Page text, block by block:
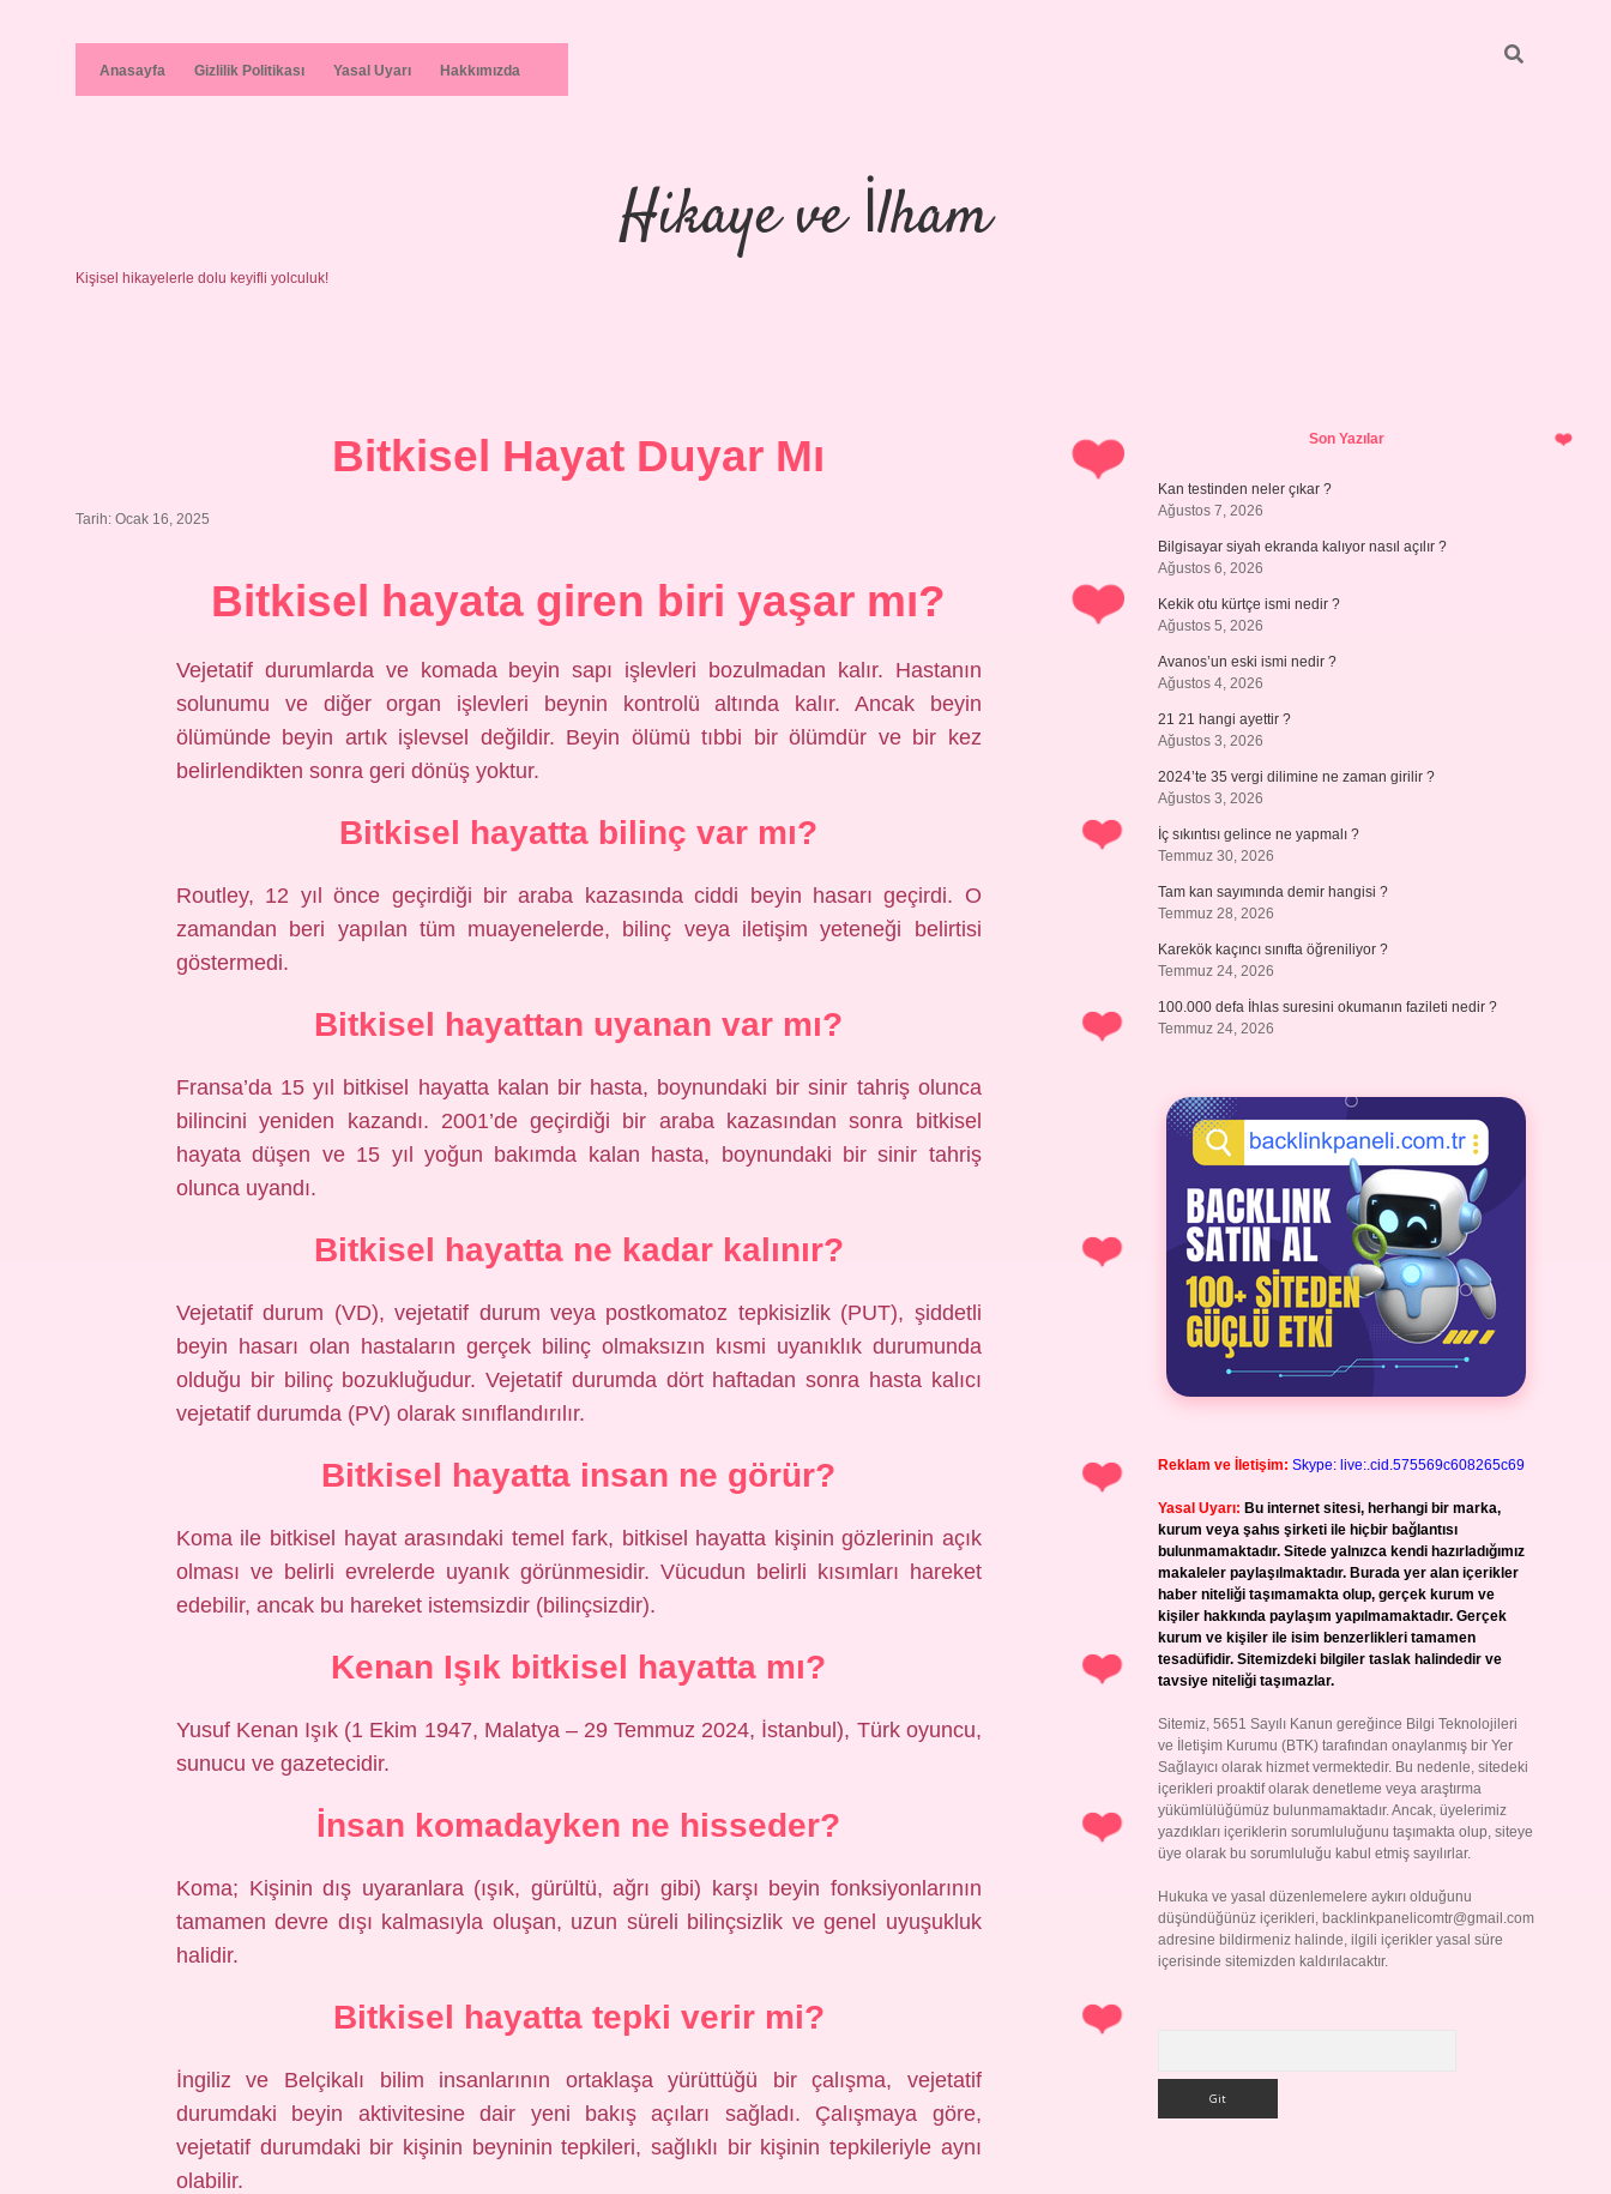
Anasayfa Gizlilik Politikası Yasal Uyarı Hakkımızda
Hikaye ve İlham
Kişisel hikayelerle dolu keyifli yolculuk!
Bitkisel Hayat Duyar Mı
Tarih: Ocak 16, 2025
Bitkisel hayata giren biri yaşar mı?
Vejetatif durumlarda ve komada beyin sapı işlevleri bozulmadan kalır. Hastanın
solunumu ve diğer organ işlevleri beynin kontrolü altında kalır. Ancak beyin
ölümünde beyin artık işlevsel değildir. Beyin ölümü tıbbi bir ölümdür ve bir kez
belirlendikten sonra geri dönüş yoktur.
Bitkisel hayatta bilinç var mı?
Routley, 12 yıl önce geçirdiği bir araba kazasında ciddi beyin hasarı geçirdi. O
zamandan beri yapılan tüm muayenelerde, bilinç veya iletişim yeteneği belirtisi
göstermedi.
Bitkisel hayattan uyanan var mı?
Fransa’da 15 yıl bitkisel hayatta kalan bir hasta, boynundaki bir sinir tahriş olunca
bilincini yeniden kazandı. 2001’de geçirdiği bir araba kazasından sonra bitkisel
hayata düşen ve 15 yıl yoğun bakımda kalan hasta, boynundaki bir sinir tahriş
olunca uyandı.
Bitkisel hayatta ne kadar kalınır?
Vejetatif durum (VD), vejetatif durum veya postkomatoz tepkisizlik (PUT), şiddetli
beyin hasarı olan hastaların gerçek bilinç olmaksızın kısmi uyanıklık durumunda
olduğu bir bilinç bozukluğudur. Vejetatif durumda dört haftadan sonra hasta kalıcı
vejetatif durumda (PV) olarak sınıflandırılır.
Bitkisel hayatta insan ne görür?
Koma ile bitkisel hayat arasındaki temel fark, bitkisel hayatta kişinin gözlerinin açık
olması ve belirli evrelerde uyanık görünmesidir. Vücudun belirli kısımları hareket
edebilir, ancak bu hareket istemsizdir (bilinçsizdir).
Kenan Işık bitkisel hayatta mı?
Yusuf Kenan Işık (1 Ekim 1947, Malatya – 29 Temmuz 2024, İstanbul), Türk oyuncu,
sunucu ve gazetecidir.
İnsan komadayken ne hisseder?
Koma; Kişinin dış uyaranlara (ışık, gürültü, ağrı gibi) karşı beyin fonksiyonlarının
tamamen devre dışı kalmasıyla oluşan, uzun süreli bilinçsizlik ve genel uyuşukluk
halidir.
Bitkisel hayatta tepki verir mi?
İngiliz ve Belçikalı bilim insanlarının ortaklaşa yürüttüğü bir çalışma, vejetatif
durumdaki beyin aktivitesine dair yeni bakış açıları sağladı. Çalışmaya göre,
vejetatif durumdaki bir kişinin beyninin tepkileri, sağlıklı bir kişinin tepkileriyle aynı
olabilir.
SidebarSon Yazılar
Kan testinden neler çıkar ?
Ağustos 7, 2026
Bilgisayar siyah ekranda kalıyor nasıl açılır ?
Ağustos 6, 2026
Kekik otu kürtçe ismi nedir ?
Ağustos 5, 2026
Avanos’un eski ismi nedir ?
Ağustos 4, 2026
21 21 hangi ayettir ?
Ağustos 3, 2026
2024’te 35 vergi dilimine ne zaman girilir ?
Ağustos 3, 2026
İç sıkıntısı gelince ne yapmalı ?
Temmuz 30, 2026
Tam kan sayımında demir hangisi ?
Temmuz 28, 2026
Karekök kaçıncı sınıfta öğreniliyor ?
Temmuz 24, 2026
100.000 defa İhlas suresini okumanın fazileti nedir ?
Temmuz 24, 2026
Reklam ve İletişim: Skype: live:.cid.575569c608265c69
Yasal Uyarı: Bu internet sitesi, herhangi bir marka,
kurum veya şahıs şirketi ile hiçbir bağlantısı
bulunmamaktadır. Sitede yalnızca kendi hazırladığımız
makaleler paylaşılmaktadır. Burada yer alan içerikler
haber niteliği taşımamakta olup, gerçek kurum ve
kişiler hakkında paylaşım yapılmamaktadır. Gerçek
kurum ve kişiler ile isim benzerlikleri tamamen
tesadüfidir. Sitemizdeki bilgiler taslak halindedir ve
tavsiye niteliği taşımazlar.
Sitemiz, 5651 Sayılı Kanun gereğince Bilgi Teknolojileri
ve İletişim Kurumu (BTK) tarafından onaylanmış bir Yer
Sağlayıcı olarak hizmet vermektedir. Bu nedenle, sitedeki
içerikleri proaktif olarak denetleme veya araştırma
yükümlülüğümüz bulunmamaktadır. Ancak, üyelerimiz
yazdıkları içeriklerin sorumluluğunu taşımakta olup, siteye
üye olarak bu sorumluluğu kabul etmiş sayılırlar.
Hukuka ve yasal düzenlemelere aykırı olduğunu
düşündüğünüz içerikleri, backlinkpanelicomtr@gmail.com
adresine bildirmeniz halinde, ilgili içerikler yasal süre
içerisinde sitemizden kaldırılacaktır.